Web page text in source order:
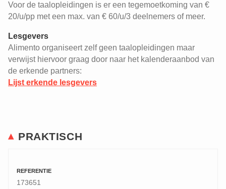
Voor de taalopleidingen is er een tegemoetkoming van €
20/u/pp met een max. van € 60/u/3 deelnemers of meer.
Lesgevers
Alimento organiseert zelf geen taalopleidingen maar
verwijst hiervoor graag door naar het kalenderaanbod van
de erkende partners:
Lijst erkende lesgevers
PRAKTISCH
REFERENTIE
173651